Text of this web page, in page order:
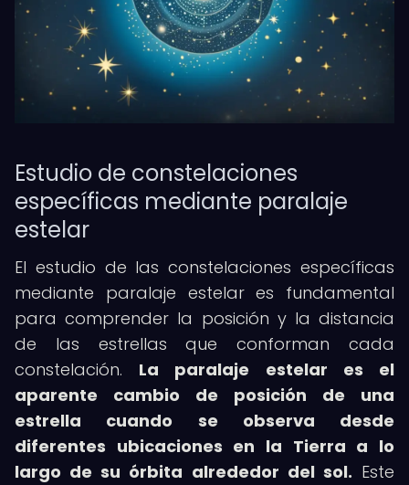
Estudio de constelaciones
específicas mediante paralaje
estelar
El estudio de las constelaciones específicas
mediante paralaje estelar es fundamental
para comprender la posición y la distancia
de las estrellas que conforman cada
constelación. La paralaje estelar es el
aparente cambio de posición de una
estrella cuando se observa desde
diferentes ubicaciones en la Tierra a lo
largo de su órbita alrededor del sol. Este